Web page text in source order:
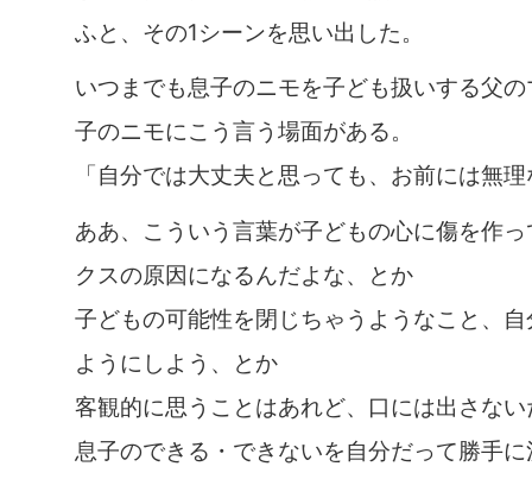
ふと、その1シーンを思い出した。
いつまでも息子のニモを子ども扱いする父
子のニモにこう言う場面がある。
「自分では大丈夫と思っても、お前には無
ああ、こういう言葉が子どもの心に傷を作
クスの原因になるんだよな、とか
子どもの可能性を閉じちゃうようなこと、
ようにしよう、とか
客観的に思うことはあれど、口には出さな
息子のできる・できないを自分だって勝手